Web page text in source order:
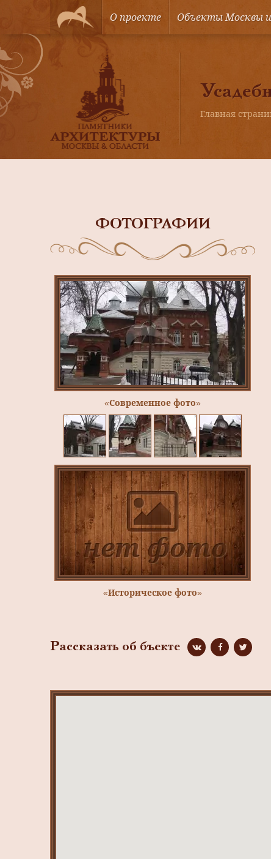
О проекте Объекты Москвы
Главная
ФОТОГРАФИИ
«Современное фото»
«Историческое фото»
Рассказать об бъекте